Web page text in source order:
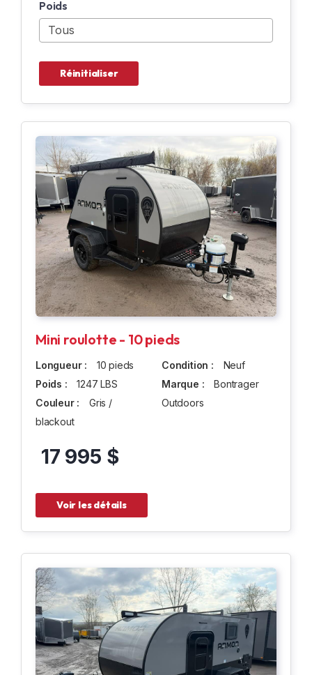
Poids
Réinitialiser
Mini roulotte - 10 pieds
Longueur :
10 pieds
Poids :
1247 LBS
Couleur :
Gris /
blackout
Condition :
Neuf
Marque :
Bontrager
Outdoors
17 995 $
Voir les détails